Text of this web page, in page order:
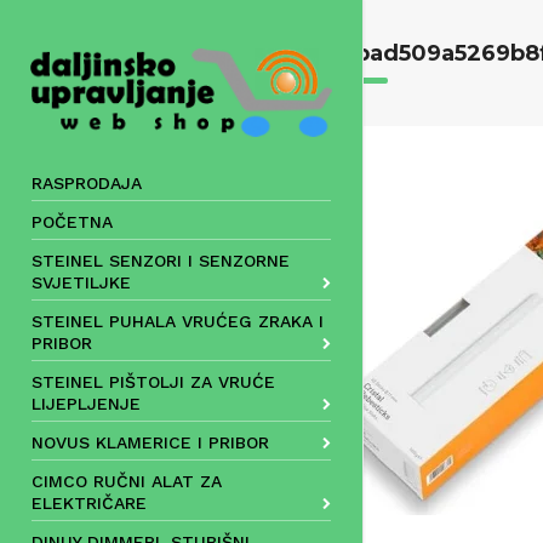
RASPRODAJA
POČETNA
STEINEL SENZORI I SENZORNE
SVJETILJKE
STEINEL PUHALA VRUĆEG ZRAKA I
PRIBOR
STEINEL PIŠTOLJI ZA VRUĆE
LIJEPLJENJE
NOVUS KLAMERICE I PRIBOR
CIMCO RUČNI ALAT ZA
ELEKTRIČARE
content